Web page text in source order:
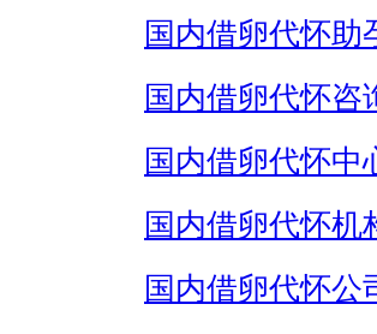
国内借卵代怀助
国内借卵代怀咨
国内借卵代怀中
国内借卵代怀机
国内借卵代怀公